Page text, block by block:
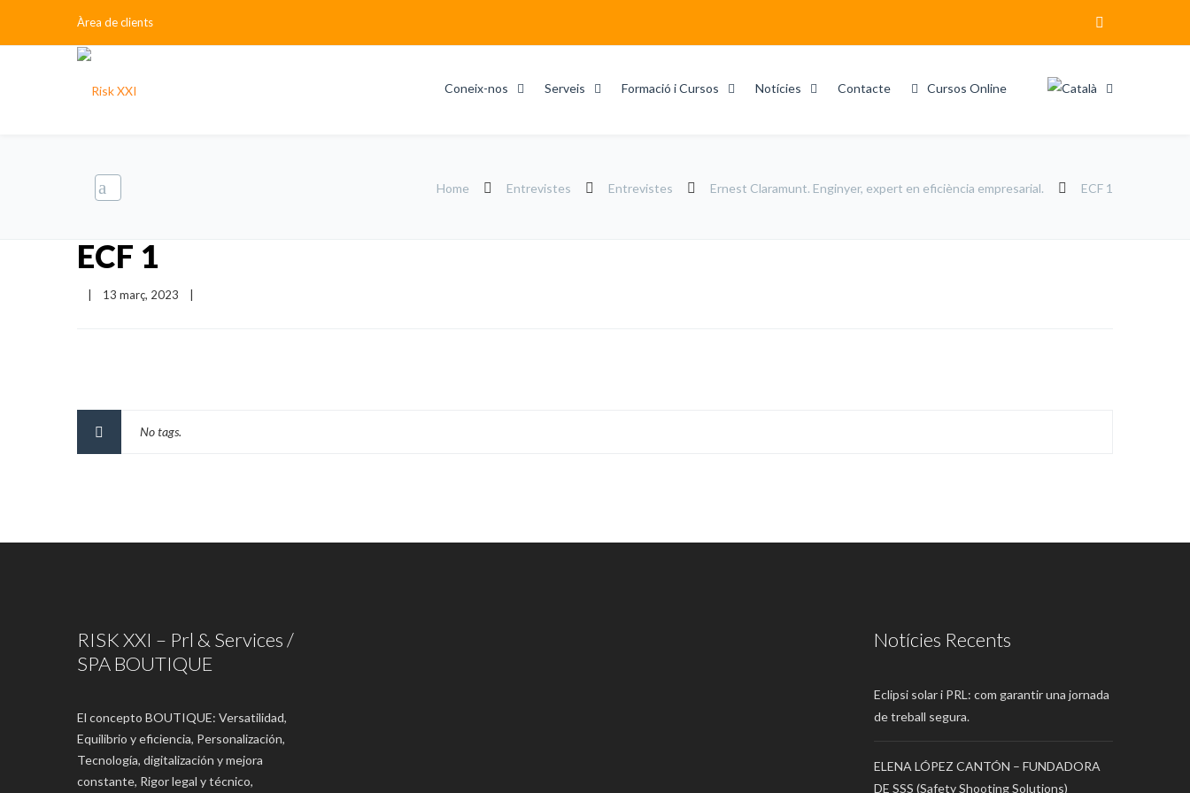
Àrea de clients
Coneix-nos Serveis Formació i Cursos Notícies Contacte Cursos Online
Home Entrevistes Entrevistes Ernest Claramunt. Enginyer, expert en eficiència empresarial. ECF 1
ECF 1
13 març, 2023
No tags.
RISK XXI – Prl & Services /
SPA BOUTIQUE
El concepto BOUTIQUE: Versatilidad,
Equilibrio y eficiencia, Personalización,
Tecnología, digitalización y mejora
constante, Rigor legal y técnico,
Notícies Recents
Eclipsi solar i PRL: com garantir una jornada
de treball segura.
ELENA LÓPEZ CANTÓN – FUNDADORA
DE SSS (Safety Shooting Solutions)